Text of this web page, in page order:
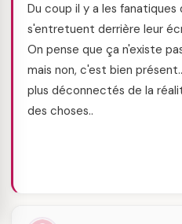
Du coup il y a les fanatiques
s'entretuent derrière leur
On pense que ça n'existe
mais non, c'est bien
plus déconnectés de la
des choses..